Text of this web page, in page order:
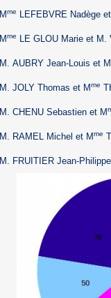
Mme LEFEBVRE Nadège
Mme LE GLOU Marie et
M. AUBRY Jean-Louis et M
M. JOLY Thomas et Mme
M. CHENU Sebastien et M
M. RAMEL Michel et Mme
M. FRUITIER Jean-